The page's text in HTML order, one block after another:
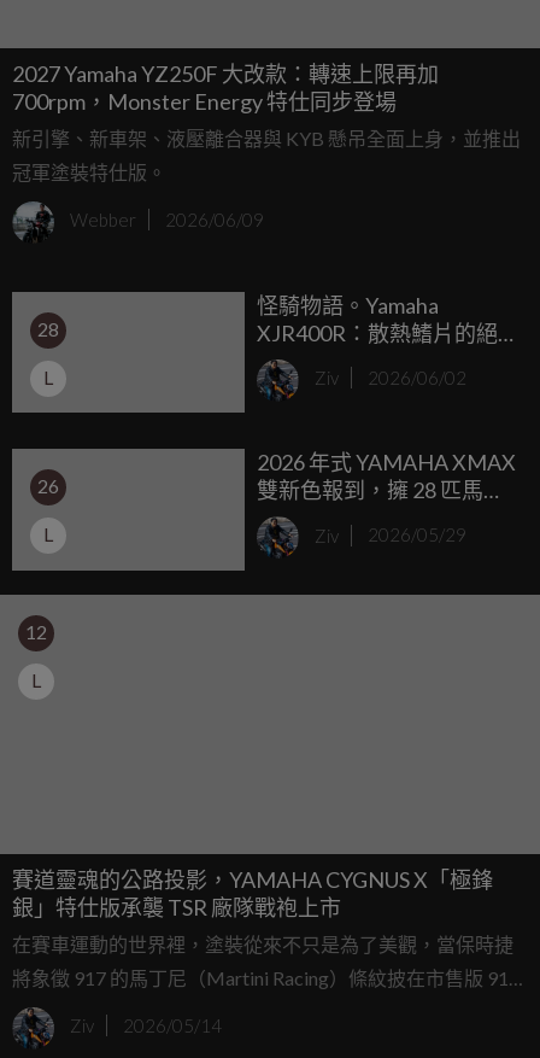
2027 Yamaha YZ250F 大改款：轉速上限再加
700rpm，Monster Energy 特仕同步登場
新引擎、新車架、液壓離合器與 KYB 懸吊全面上身，並推出
冠軍塗裝特仕版。
Webber 2026/06/09
28
L
怪騎物語。Yamaha
XJR400R：散熱鰭片的絕
響與執念，用空冷四缸譜
出最迷人的休止符！
Ziv 2026/06/02
26
L
2026 年式 YAMAHA XMAX
雙新色報到，擁 28 匹馬力
與專屬雙螢幕，建議售價
23.8 萬元即刻啟航
Ziv 2026/05/29
12
L
賽道靈魂的公路投影，YAMAHA CYGNUS X「極鋒
銀」特仕版承襲 TSR 廠隊戰袍上市
在賽車運動的世界裡，塗裝從來不只是為了美觀，當保時捷
將象徵 917 的馬丁尼（Martini Racing）條紋披在市售版 911
身上時，那不單是一層烤漆，而是一種將勒芒賽道的血汗與
榮耀，等比例縮放至日常街道的儀式感，這種讓車主在每一
Ziv 2026/05/14